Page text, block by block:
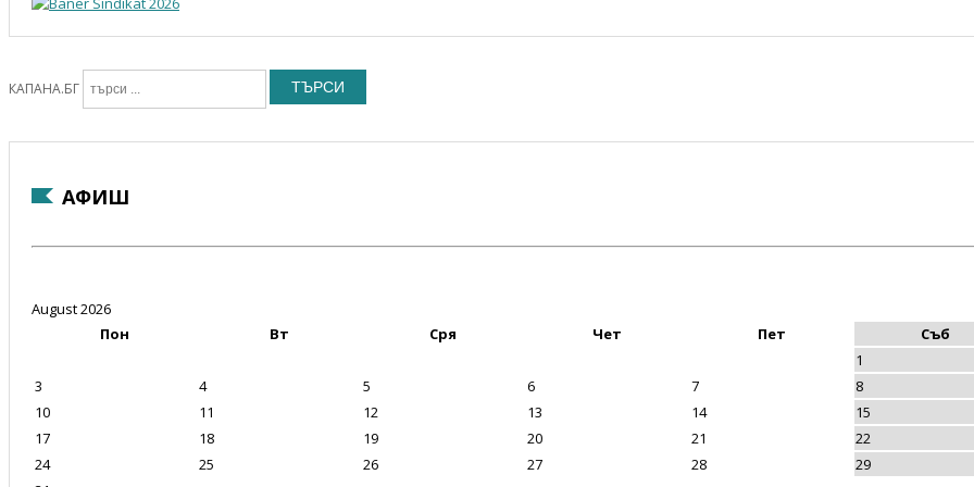
КАПАНА.БГ ТЪРСИ
АФИШ
August 2026
Пон
Вт Сря Чет Пет Съб
1
3
4 5 6 7 8
10
11 12 13 14 15
17
18 19 20 21 22
24
25 26 27 28 29